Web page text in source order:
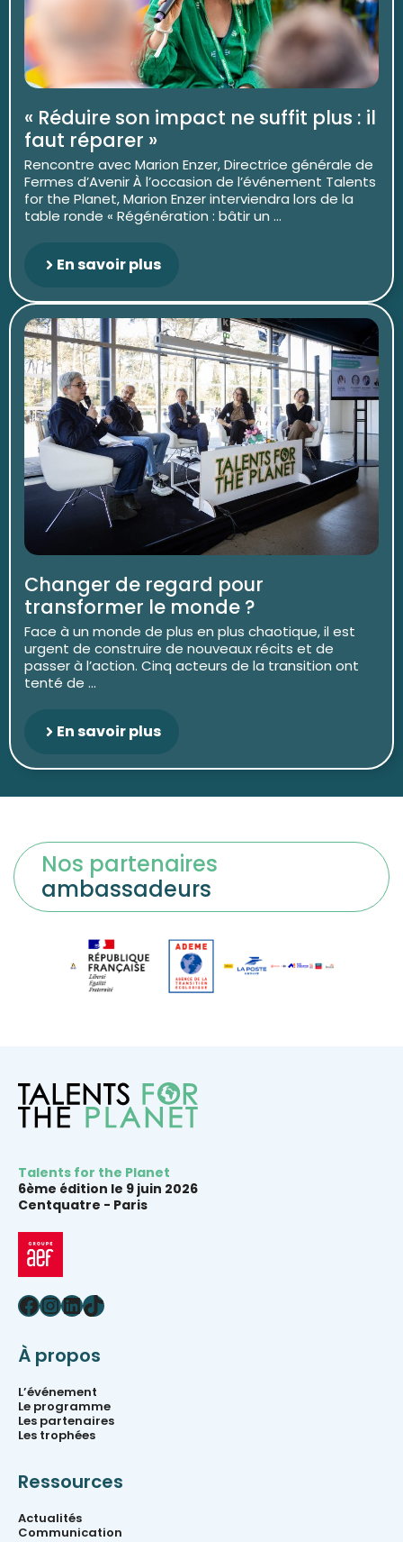
« Réduire son impact ne suffit plus : il
faut réparer »
Rencontre avec Marion Enzer, Directrice générale de
Fermes d’Avenir À l’occasion de l’événement Talents
for the Planet, Marion Enzer interviendra lors de la
table ronde « Régénération : bâtir un ...
En savoir plus
Changer de regard pour
transformer le monde ?
Face à un monde de plus en plus chaotique, il est
urgent de construire de nouveaux récits et de
passer à l’action. Cinq acteurs de la transition ont
tenté de ...
En savoir plus
Nos partenaires
ambassadeurs
Talents for the Planet
6ème édition le 9 juin 2026
Centquatre - Paris
Facebook
Instagram
LinkedIn
TikTok
À propos
L’événement
Le programme
Les partenaires
Les trophées
Ressources
Actualités
Communication